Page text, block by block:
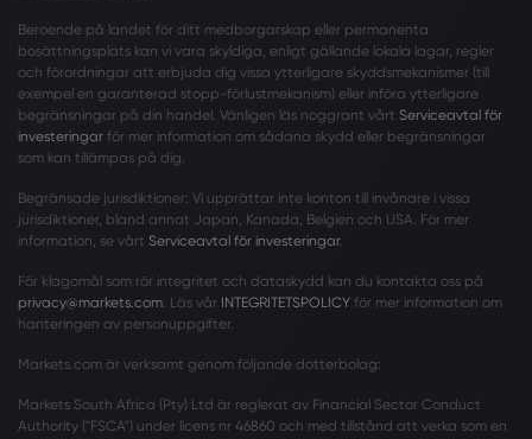
Beroende på landet för ditt medborgarskap eller permanenta
bosättningsplats kan vi vara skyldiga, enligt gällande lokala lagar, regler
och förordningar att erbjuda dig vissa ytterligare skyddsmekanismer (till
exempel en garanterad stopp-förlustmekanism) eller införa ytterligare
begränsningar på din handel. Vänligen läs noggrant vårt Serviceavtal för
investeringar för mer information om sådana skydd eller begränsningar
som kan tillämpas på dig.
Begränsade jurisdiktioner: Vi upprättar inte konton till invånare i vissa
jurisdiktioner, bland annat Japan, Kanada, Belgien och USA. För mer
information, se vårt Serviceavtal för investeringar.
För klagomål som rör integritet och dataskydd kan du kontakta oss på
privacy@markets.com . Läs vår INTEGRITETSPOLICY för mer information om
hanteringen av personuppgifter.
Markets.com är verksamt genom följande dotterbolag:
Markets South Africa (Pty) Ltd är reglerat av Financial Sector Conduct
Authority ("FSCA") under licens nr 46860 och med tillstånd att verka som en